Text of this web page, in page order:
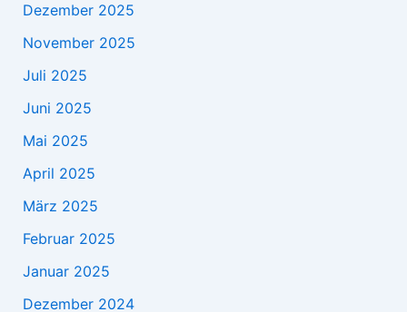
Dezember 2025
November 2025
Juli 2025
Juni 2025
Mai 2025
April 2025
März 2025
Februar 2025
Januar 2025
Dezember 2024